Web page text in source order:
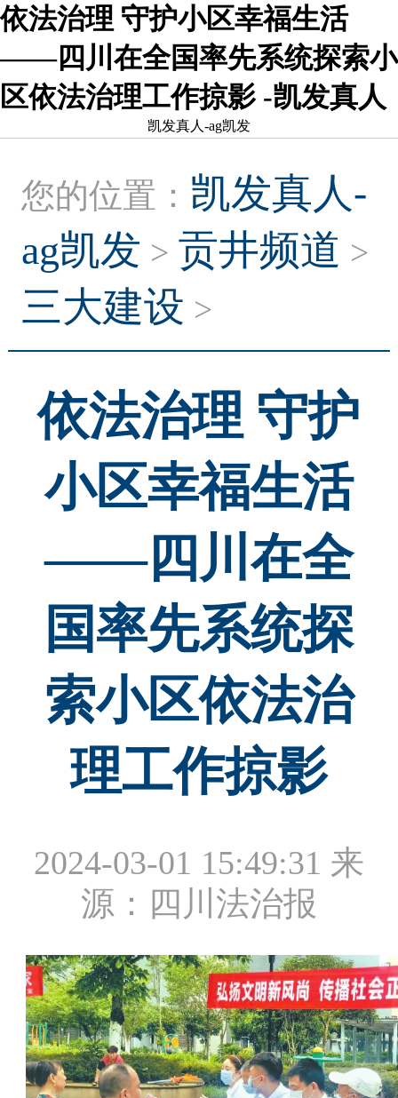
依法治理 守护小区幸福生活
——四川在全国率先系统探索小
区依法治理工作掠影 -凯发真人
凯发真人-ag凯发
您的位置： 凯发真人-
ag凯发 > 贡井频道 >
三大建设 >
依法治理 守护
小区幸福生活
——四川在全
国率先系统探
索小区依法治
理工作掠影
2024-03-01 15:49:31 来
源：四川法治报